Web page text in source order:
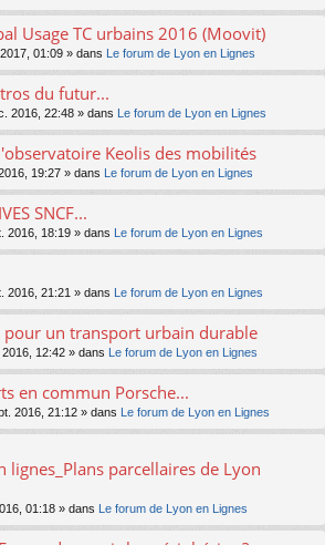
Usage TC urbains 2016 (Moovit)
01:09 » dans Le forum de Lyon en Lignes
du futur...
2016, 22:48 » dans Le forum de Lyon en Lignes
Keolis des mobilités
19:27 » dans Le forum de Lyon en Lignes
SNCF...
2016, 18:19 » dans Le forum de Lyon en Lignes
2016, 21:21 » dans Le forum de Lyon en Lignes
pour un transport urbain durable
12:42 » dans Le forum de Lyon en Lignes
en commun Porsche...
2016, 21:12 » dans Le forum de Lyon en Lignes
lignes_Plans parcellaires de Lyon
01:18 » dans Le forum de Lyon en Lignes